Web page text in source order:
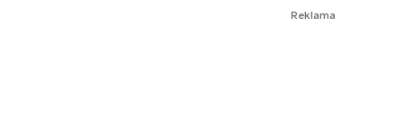
Reklama